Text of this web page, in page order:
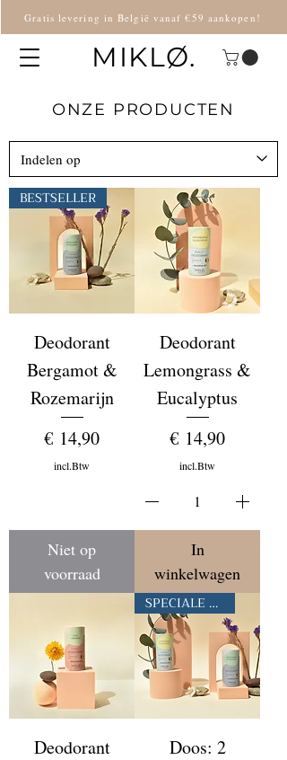
Gratis levering in België vanaf €59 aankopen!
MIKLØ.
ONZE PRODUCTEN
BESTSELLER
Deodorant
Bergamot &
Rozemarijn
Prijs
€ 14,90
incl.Btw
Niet op
voorraad
Deodorant
Lemongrass &
Eucalyptus
Prijs
€ 14,90
incl.Btw
In
winkelwagen
Deodorant
SPECIALE AANBIEDING
Doos: 2